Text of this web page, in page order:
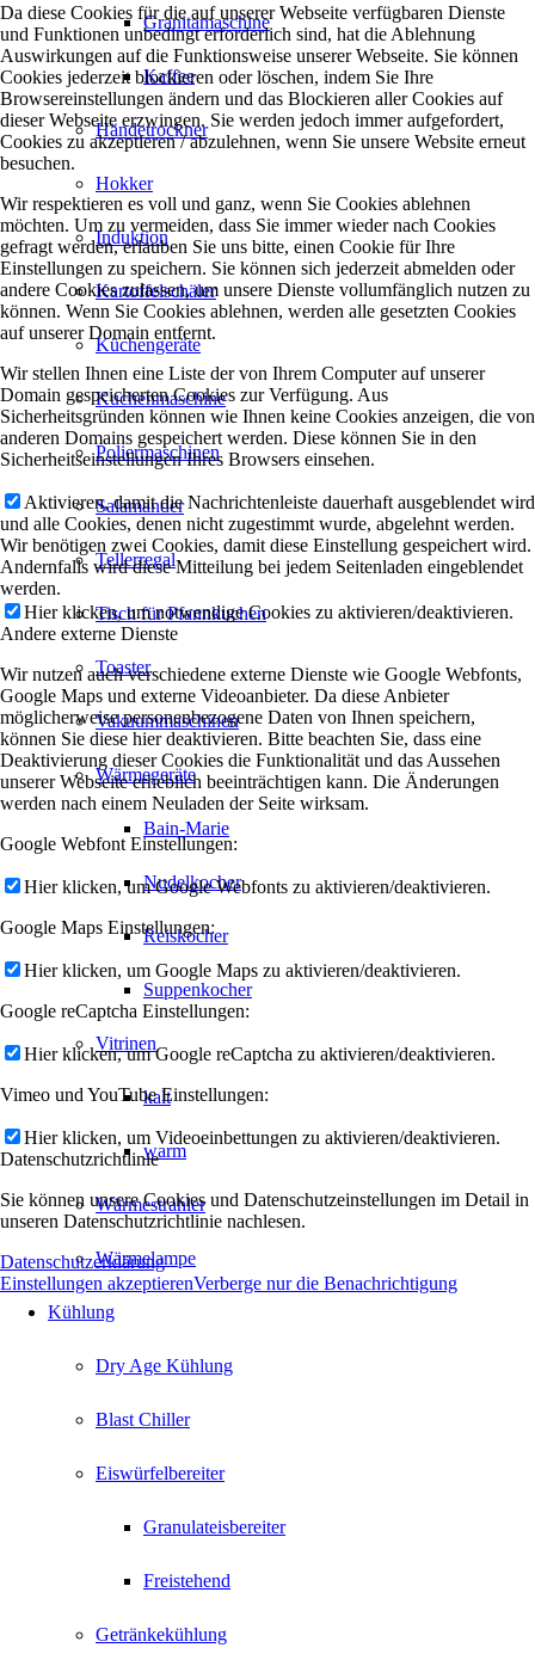
Granitamaschine
Kaffee
Händetrockner
Hokker
Induktion
Kartoffelschäler
Küchengeräte
Kuchenmaschine
Poliermaschinen
Salamander
Tellerregal
Tisch für Pfannkuchen
Toaster
Vakuummaschinen
Wärmegeräte
Bain-Marie
Nudelkocher
Reiskocher
Suppenkocher
Vitrinen
kalt
warm
Wärmestrahler
Wärmelampe
Kühlung
Dry Age Kühlung
Blast Chiller
Eiswürfelbereiter
Granulateisbereiter
Freistehend
Getränkekühlung
Da diese Cookies für die auf unserer Webseite verfügbaren Dienste
und Funktionen unbedingt erforderlich sind, hat die Ablehnung
Auswirkungen auf die Funktionsweise unserer Webseite. Sie können
Cookies jederzeit blockieren oder löschen, indem Sie Ihre
Browsereinstellungen ändern und das Blockieren aller Cookies auf
dieser Webseite erzwingen. Sie werden jedoch immer aufgefordert,
Cookies zu akzeptieren / abzulehnen, wenn Sie unsere Website erneut
besuchen.
Wir respektieren es voll und ganz, wenn Sie Cookies ablehnen
möchten. Um zu vermeiden, dass Sie immer wieder nach Cookies
gefragt werden, erlauben Sie uns bitte, einen Cookie für Ihre
Einstellungen zu speichern. Sie können sich jederzeit abmelden oder
andere Cookies zulassen, um unsere Dienste vollumfänglich nutzen zu
können. Wenn Sie Cookies ablehnen, werden alle gesetzten Cookies
auf unserer Domain entfernt.
Wir stellen Ihnen eine Liste der von Ihrem Computer auf unserer
Domain gespeicherten Cookies zur Verfügung. Aus
Sicherheitsgründen können wie Ihnen keine Cookies anzeigen, die von
anderen Domains gespeichert werden. Diese können Sie in den
Sicherheitseinstellungen Ihres Browsers einsehen.
Aktivieren, damit die Nachrichtenleiste dauerhaft ausgeblendet wird
und alle Cookies, denen nicht zugestimmt wurde, abgelehnt werden.
Wir benötigen zwei Cookies, damit diese Einstellung gespeichert wird.
Andernfalls wird diese Mitteilung bei jedem Seitenladen eingeblendet
werden.
Hier klicken, um notwendige Cookies zu aktivieren/deaktivieren.
Andere externe Dienste
Wir nutzen auch verschiedene externe Dienste wie Google Webfonts,
Google Maps und externe Videoanbieter. Da diese Anbieter
möglicherweise personenbezogene Daten von Ihnen speichern,
können Sie diese hier deaktivieren. Bitte beachten Sie, dass eine
Deaktivierung dieser Cookies die Funktionalität und das Aussehen
unserer Webseite erheblich beeinträchtigen kann. Die Änderungen
werden nach einem Neuladen der Seite wirksam.
Google Webfont Einstellungen:
Hier klicken, um Google Webfonts zu aktivieren/deaktivieren.
Google Maps Einstellungen:
Hier klicken, um Google Maps zu aktivieren/deaktivieren.
Google reCaptcha Einstellungen:
Hier klicken, um Google reCaptcha zu aktivieren/deaktivieren.
Vimeo und YouTube Einstellungen:
Hier klicken, um Videoeinbettungen zu aktivieren/deaktivieren.
Datenschutzrichtlinie
Sie können unsere Cookies und Datenschutzeinstellungen im Detail in
unseren Datenschutzrichtlinie nachlesen.
Datenschutzerklärung
Einstellungen akzeptierenVerberge nur die Benachrichtigung